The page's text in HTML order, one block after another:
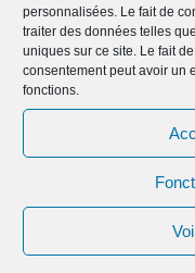
personnalisées. Le fait de
traiter des données telles
uniques sur ce site. Le fait
consentement peut avoir un
fonctions.
Previous